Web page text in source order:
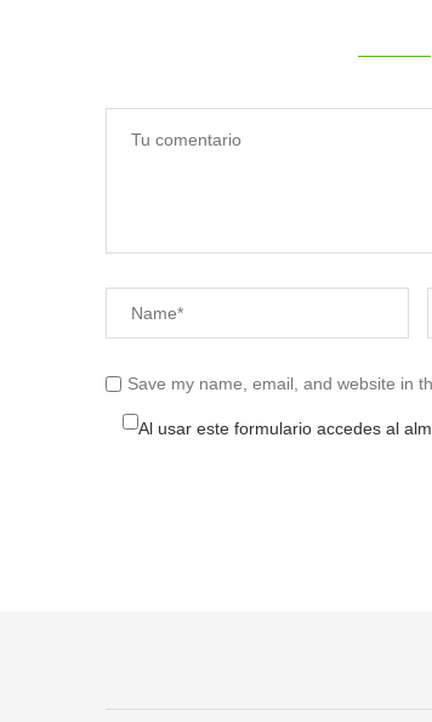
Save my name, email, and website in
Al usar este formulario accedes al